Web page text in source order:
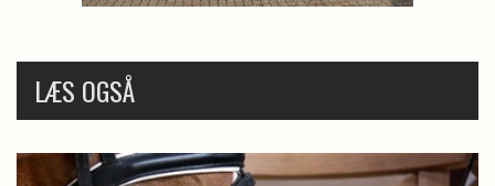
LÆS OGSÅ